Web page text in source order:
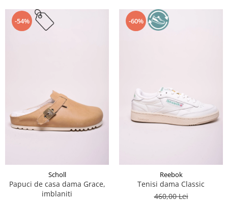
-54%
Scholl
Papuci de casa dama Grace,
imblaniti
-60%
Reebok
Tenisi dama Classic
460,00 Lei